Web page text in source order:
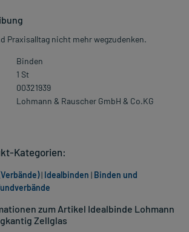
Praxisalltag nicht mehr wegzudenken.
Binden
1 St
00321939
Lohmann & Rauscher GmbH & Co.KG
zum Artikel Idealbinde Lohmann
Zellglas
Kategorien:
| Idealbinden | Binden und